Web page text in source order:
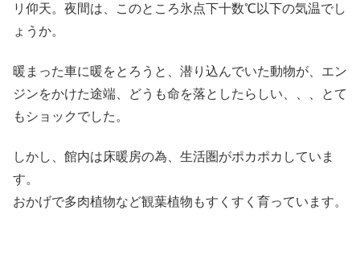
リ仰天。夜間は、このところ氷点下十数℃以下の気温でし
ょうか。
暖まった車に暖をとろうと、潜り込んでいた動物が、エン
ジンをかけた途端、どうも命を落としたらしい、、、とて
もショックでした。
しかし、館内は床暖房の為、生活圏がポカポカしていま
す。
おかげで多肉植物など観葉植物もすくすく育っています。